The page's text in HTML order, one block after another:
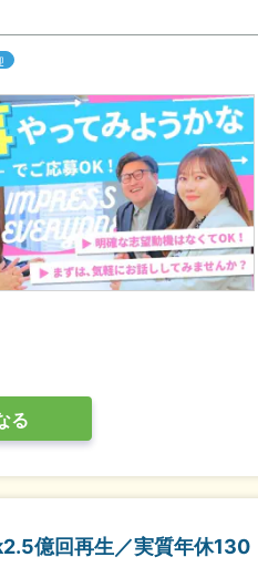
る
億回再生／実質年休130